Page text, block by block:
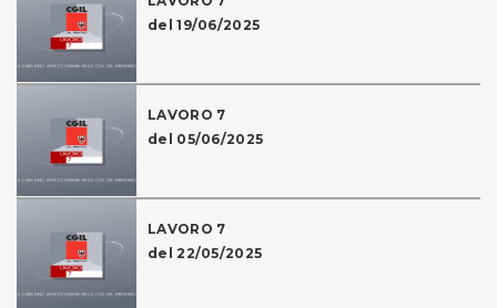
del 19/06/2025
LAVORO 7
del 05/06/2025
LAVORO 7
del 22/05/2025